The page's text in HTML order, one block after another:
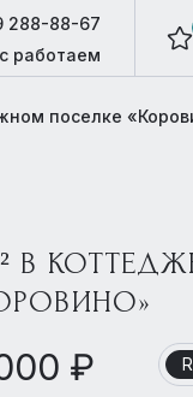
288-88-67
работаем
поселке
В
₽